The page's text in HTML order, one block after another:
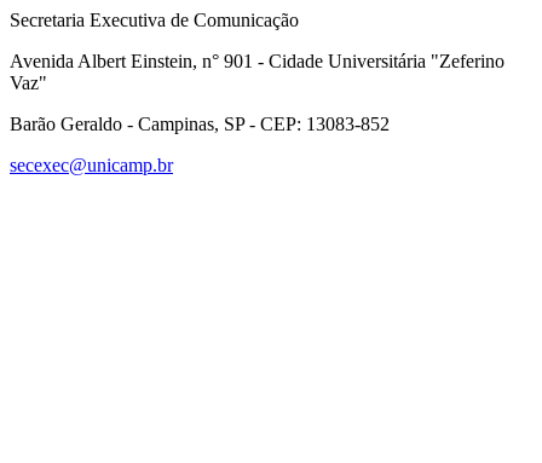
Secretaria Executiva de Comunicação
Avenida Albert Einstein, n° 901 - Cidade Universitária "Zeferino
Vaz"
Barão Geraldo - Campinas, SP - CEP: 13083-852
secexec@unicamp.br